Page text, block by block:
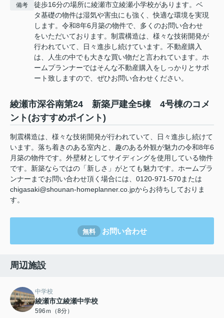
備考
徒歩16分の場所に綾瀬市立綾瀬小学校があります。ベ
タ基礎の物件は湿気や害虫にも強く、快適な環境を実現
します。令和8年6月築の物件で、多くのお問い合わせ
をいただいております。制震構造は、様々な技術開発が
行われていて、日々進歩し続けています。不動産購入
は、人生の中でも大きな買い物だと言われています。ホ
ームプランナーではそんな不動産購入をしっかりとサポ
ート致しますので、ぜひお問い合わせください。
綾瀬市深谷南第24 新築戸建全5棟 4号棟のコメ
ント(おすすめポイント)
制震構造は、様々な技術開発が行われていて、日々進歩し続けて
います。落ち着きのある室内と、趣のある外観が魅力の令和8年6
月築の物件です。外壁材としてサイディングを使用している物件
です。新築ならではの「新しさ」がとても魅力です。ホームプラ
ンナーまでお問い合わせ頂く場合には、0120-971-570または
chigasaki@shounan-homeplanner.co.jpからお待ちしておりま
す。
無料 お問い合わせ
周辺施設
中学校
綾瀬市立綾瀬中学校
596ｍ（8分）